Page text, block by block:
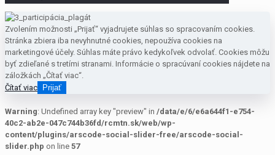
Zvolením možnosti „Prijať“ vyjadrujete súhlas so spracovaním cookies.
Stránka zbiera iba nevyhnutné cookies, nepoužíva cookies na
marketingové účely. Súhlas máte právo kedykoľvek odvolať. Cookies môžu
byť zdieľané s tretími stranami. Informácie o spracúvaní cookies nájdete na
záložkách „Čítať viac“.
Čítať viac Prijať
Warning: Undefined array key "preview" in /data/e/6/e6a644f1-e754-
40c2-ab2e-047c744b36fd/rcmtn.sk/web/wp-
content/plugins/arscode-social-slider-free/arscode-social-
slider.php on line 57